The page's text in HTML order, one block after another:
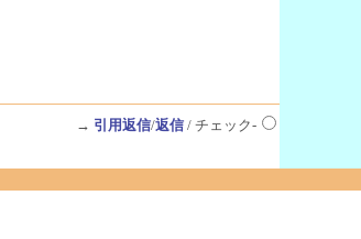
→ 引用返信/返信/ チェック-